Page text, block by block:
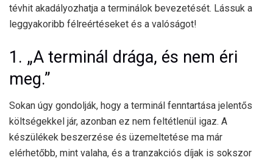
tévhit akadályozhatja a terminálok bevezetését. Lássuk a
leggyakoribb félreértéseket és a valóságot!
1. „A terminál drága, és nem éri
meg.”
Sokan úgy gondolják, hogy a terminál fenntartása jelentős
költségekkel jár, azonban ez nem feltétlenül igaz. A
készülékek beszerzése és üzemeltetése ma már
elérhetőbb, mint valaha, és a tranzakciós díjak is sokszor